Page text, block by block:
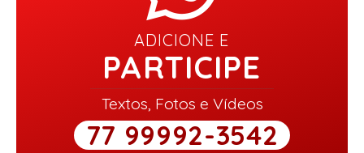
ADICIONE E
PARTICIPE
Textos, Fotos e Vídeos
77 99992-3542